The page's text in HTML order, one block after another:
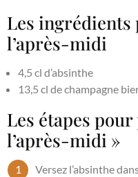
Les
l’après-midi
4,5 cl d’absinthe
13,5 cl de champagne
Les étapes
l’après-midi »
Versez l’absinthe